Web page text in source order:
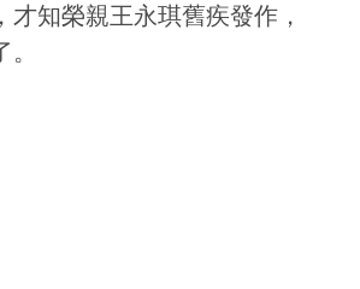
才知榮親王永琪舊疾發作，